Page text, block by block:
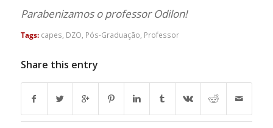
Parabenizamos o professor Odilon!
Tags: capes, DZO, Pós-Graduação, Professor
Share this entry